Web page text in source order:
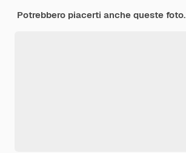
Potrebbero piacerti anche queste foto.